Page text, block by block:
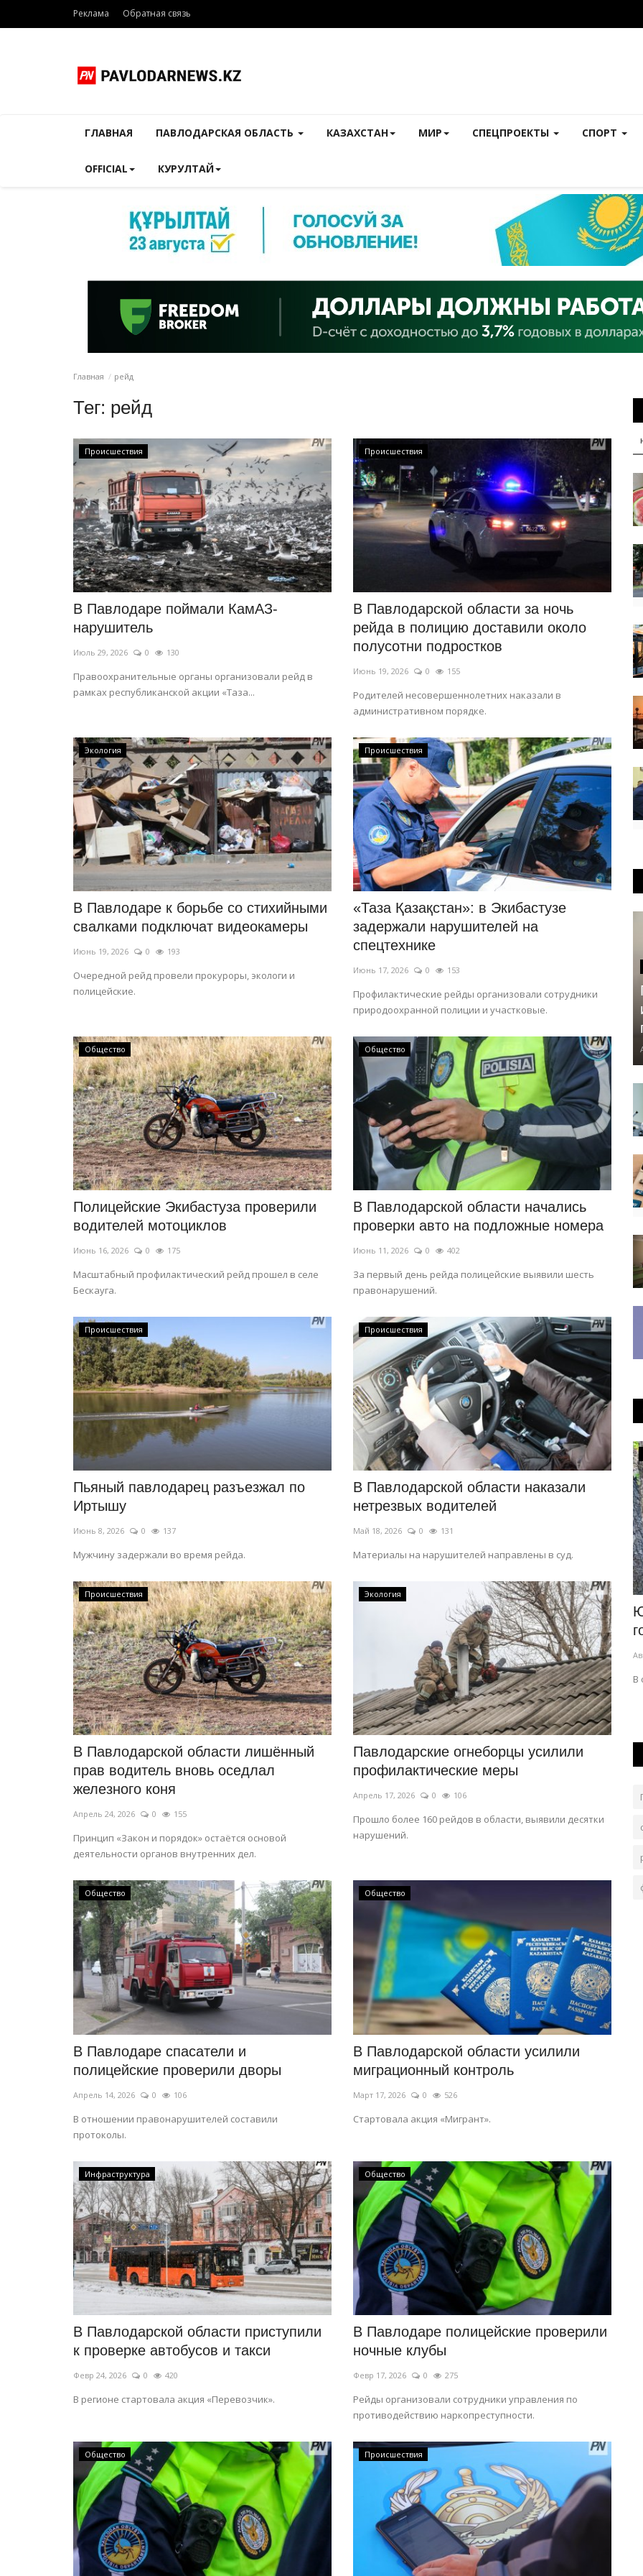
Реклама Обратная связь
ГЛАВНАЯ ПАВЛОДАРСКАЯ ОБЛАСТЬ КАЗАХСТАН МИР СПЕЦПРОЕКТЫ СПОРТ
OFFICIAL КУРУЛТАЙ
Главная рейд
Тег: рейд
Происшествия
В Павлодаре поймали КамАЗ-
нарушитель
Июль 29, 2026 0 130
Правоохранительные органы организовали рейд в
рамках республиканской акции «Таза...
Происшествия
В Павлодарской области за ночь
рейда в полицию доставили около
полусотни подростков
Июнь 19, 2026 0 155
Родителей несовершеннолетних наказали в
административном порядке.
Экология
В Павлодаре к борьбе со стихийными
свалками подключат видеокамеры
Июнь 19, 2026 0 193
Очередной рейд провели прокуроры, экологи и
полицейские.
Происшествия
«Таза Қазақстан»: в Экибастузе
задержали нарушителей на
спецтехнике
Июнь 17, 2026 0 153
Профилактические рейды организовали сотрудники
природоохранной полиции и участковые.
Общество
Полицейские Экибастуза проверили
водителей мотоциклов
Июнь 16, 2026 0 175
Масштабный профилактический рейд прошел в селе
Бескауга.
Общество
В Павлодарской области начались
проверки авто на подложные номера
Июнь 11, 2026 0 402
За первый день рейда полицейские выявили шесть
правонарушений.
Происшествия
Пьяный павлодарец разъезжал по
Иртышу
Июнь 8, 2026 0 137
Мужчину задержали во время рейда.
Происшествия
В Павлодарской области наказали
нетрезвых водителей
Май 18, 2026 0 131
Материалы на нарушителей направлены в суд.
Происшествия
В Павлодарской области лишённый
прав водитель вновь оседлал
железного коня
Апрель 24, 2026 0 155
Принцип «Закон и порядок» остаётся основой
деятельности органов внутренних дел.
Экология
Павлодарские огнеборцы усилили
профилактические меры
Апрель 17, 2026 0 106
Прошло более 160 рейдов в области, выявили десятки
нарушений.
Общество
В Павлодаре спасатели и
полицейские проверили дворы
Апрель 14, 2026 0 106
В отношении правонарушителей составили
протоколы.
Общество
В Павлодарской области усилили
миграционный контроль
Март 17, 2026 0 526
Стартовала акция «Мигрант».
Инфраструктура
В Павлодарской области приступили
к проверке автобусов и такси
Февр 24, 2026 0 420
В регионе стартовала акция «Перевозчик».
Общество
В Павлодаре полицейские проверили
ночные клубы
Февр 17, 2026 0 275
Рейды организовали сотрудники управления по
противодействию наркопреступности.
Общество Происшествия
Боевые искусства
Павлодарец блестяще выступил на
международном турнире Turkish...
Март 31, 2026 0 650
По мнению тренера, такие победы – это не
случайность, а итог упорства и терпения.
КАЗАХСТАН
В Казахстане ужесточат требования к
операторам связи
0 71
Новые требования к операторам связи направлены на
усиление борьбы с телефонным мошенничеством...
В